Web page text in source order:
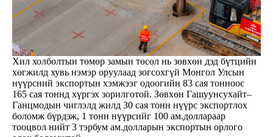
Хил холболтын төмөр замын төсөл нь зөвхөн дэд бүтцийн
хөгжилд хувь нэмэр оруулаад зогсохгүй Монгол Улсын
нүүрсний экспортын хэмжээг одоогийн 83 сая тонноос
165 сая тоннд хүргэх зорилготой. Зөвхөн Гашуунсухайт–
Ганцмодын чиглэлд жилд 30 сая тонн нүүрс экспортлох
боломж бүрдэж, 1 тонн нүүрсийг 100 ам.доллараар
тооцвол нийт 3 тэрбум ам.долларын экспортын орлого